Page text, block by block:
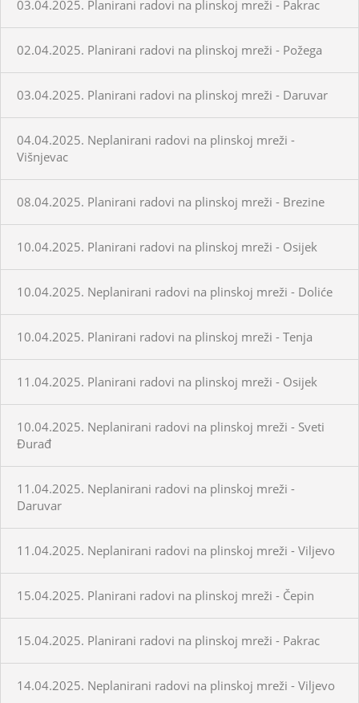
03.04.2025. Planirani radovi na plinskoj mreži - Pakrac
02.04.2025. Planirani radovi na plinskoj mreži - Požega
03.04.2025. Planirani radovi na plinskoj mreži - Daruvar
04.04.2025. Neplanirani radovi na plinskoj mreži -
Višnjevac
08.04.2025. Planirani radovi na plinskoj mreži - Brezine
10.04.2025. Planirani radovi na plinskoj mreži - Osijek
10.04.2025. Neplanirani radovi na plinskoj mreži - Doliće
10.04.2025. Planirani radovi na plinskoj mreži - Tenja
11.04.2025. Planirani radovi na plinskoj mreži - Osijek
10.04.2025. Neplanirani radovi na plinskoj mreži - Sveti
Đurađ
11.04.2025. Neplanirani radovi na plinskoj mreži -
Daruvar
11.04.2025. Neplanirani radovi na plinskoj mreži - Viljevo
15.04.2025. Planirani radovi na plinskoj mreži - Čepin
15.04.2025. Planirani radovi na plinskoj mreži - Pakrac
14.04.2025. Neplanirani radovi na plinskoj mreži - Viljevo